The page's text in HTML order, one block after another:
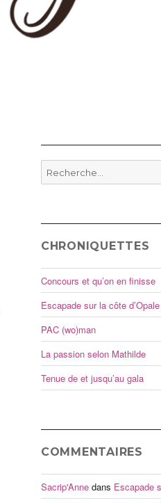
Recherche
pour
CHRONIQUETTES
Concours et qu’on en finisse
Escapade sur la côte d’Opale
PAC (wo)man
La passion selon Mathilde
Tenue de et jusqu’au gala
COMMENTAIRES
Sacrip'Annedans Escapade